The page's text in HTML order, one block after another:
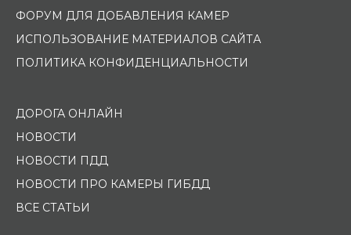
ФОРУМ ДЛЯ ДОБАВЛЕНИЯ КАМЕР
ИСПОЛЬЗОВАНИЕ МАТЕРИАЛОВ САЙТА
ПОЛИТИКА КОНФИДЕНЦИАЛЬНОСТИ
ДОРОГА ОНЛАЙН
НОВОСТИ
НОВОСТИ ПДД
НОВОСТИ ПРО КАМЕРЫ ГИБДД
ВСЕ СТАТЬИ